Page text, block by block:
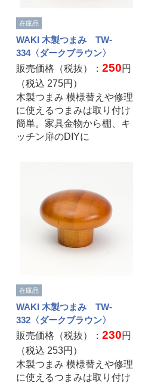
在庫品
WAKI 木製つまみ TW-
334〈ダークブラウン〉
販売価格（税抜）：250円
（税込275円）
木製つまみ 模様替えや修理
に使えるつまみは取り付け
簡単。家具金物から棚、キ
ッチン扉のDIYに
在庫品
WAKI 木製つまみ TW-
332〈ダークブラウン〉
販売価格（税抜）：230円
（税込 253円）
木製つまみ 模様替えや修理
に使えるつまみは取り付け